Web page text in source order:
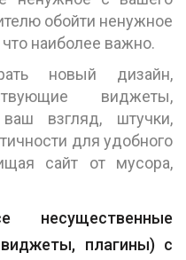
обойти ненужное
наиболее важно.
новый дизайн,
виджеты,
взгляд, штучки,
для удобного
сайт от мусора,
плагины) с